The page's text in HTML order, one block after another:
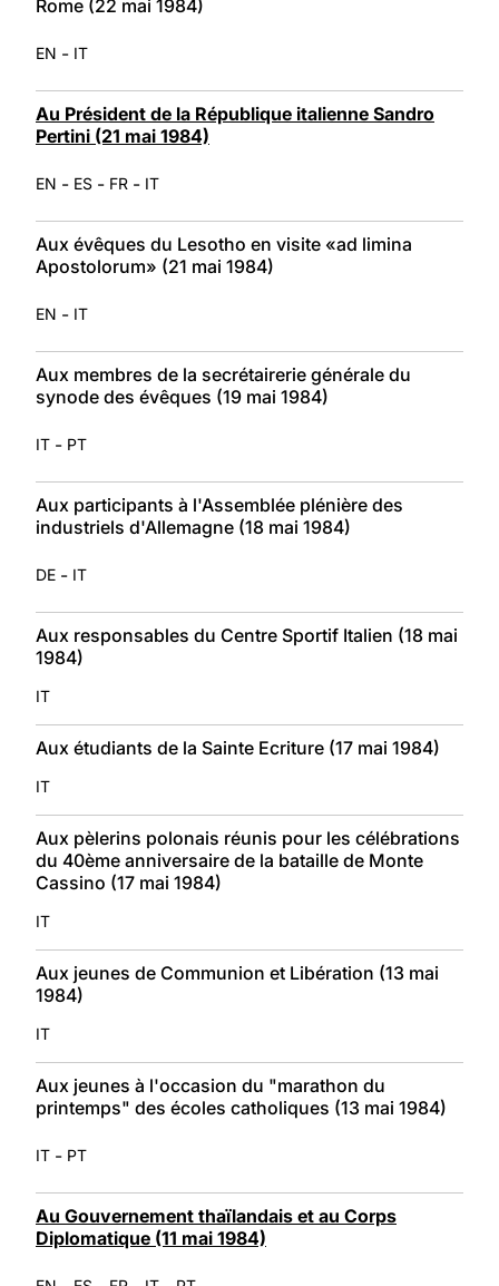
Rome (22 mai 1984)
EN - IT
Au Président de la République italienne Sandro
Pertini (21 mai 1984)
EN - ES - FR - IT
Aux évêques du Lesotho en visite «ad limina
Apostolorum» (21 mai 1984)
EN - IT
Aux membres de la secrétairerie générale du
synode des évêques (19 mai 1984)
IT - PT
Aux participants à l'Assemblée plénière des
industriels d'Allemagne (18 mai 1984)
DE - IT
Aux responsables du Centre Sportif Italien (18 mai
1984)
IT
Aux étudiants de la Sainte Ecriture (17 mai 1984)
IT
Aux pèlerins polonais réunis pour les célébrations
du 40ème anniversaire de la bataille de Monte
Cassino (17 mai 1984)
IT
Aux jeunes de Communion et Libération (13 mai
1984)
IT
Aux jeunes à l'occasion du "marathon du
printemps" des écoles catholiques (13 mai 1984)
IT - PT
Au Gouvernement thaïlandais et au Corps
Diplomatique (11 mai 1984)